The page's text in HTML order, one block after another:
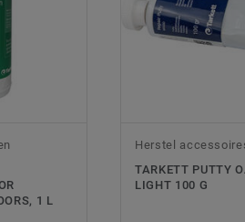
1 L
Herstel
TARKETT PUTTY
LIGHT 100 G